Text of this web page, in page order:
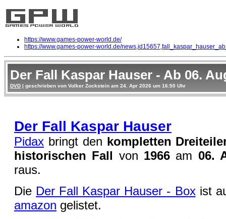
https://www.games-power-world.de/
https://www.games-power-world.de/
Der Fall Kaspar Hauser - Ab 06.
DVD | geschrieben von Volker Zockstein am 24. Apr 2026 um 16:50 Uhr
Der Fall Kaspar Hauser
Pidax bringt den kompletten
historischen Fall von 1966 am 06.
raus.
Die Der Fall Kaspar Hauser - Boxist
amazon gelistet.